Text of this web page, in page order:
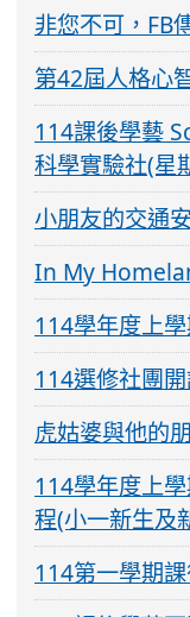
非您不可，FB
第42屆人格心
114課後學藝
科學實驗社(星
小朋友的交通
In My
114學年度上
114選修社團
虎姑婆與他的
114學年度上
程(小一新生及
114第一學期